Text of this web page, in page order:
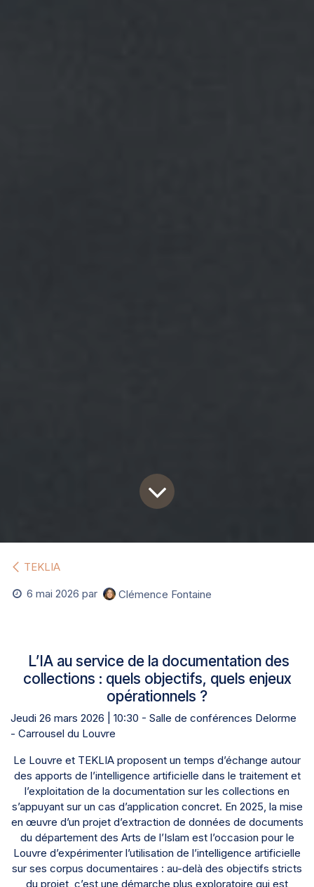
TEKLIA
6 mai 2026 par Clémence Fontaine
L’IA au service de la documentation des
collections : quels objectifs, quels enjeux
opérationnels ?
Jeudi 26 mars 2026 | 10:30 - Salle de conférences Delorme
- Carrousel du Louvre
Le Louvre et TEKLIA proposent un temps d’échange autour
des apports de l’intelligence artificielle dans le traitement et
l’exploitation de la documentation sur les collections en
s’appuyant sur un cas d’application concret. En 2025, la mise
en œuvre d’un projet d’extraction de données de documents
du département des Arts de l’Islam est l’occasion pour le
Louvre d’expérimenter l’utilisation de l’intelligence artificielle
sur ses corpus documentaires : au-delà des objectifs stricts
du projet, c’est une démarche plus exploratoire qui est